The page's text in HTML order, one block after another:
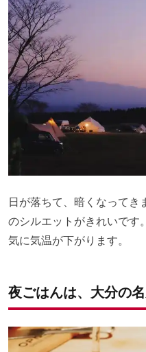
日が落ちて、暗くなってき
のシルエットがきれいです
気に気温が下がります。
夜ごはんは、大分の